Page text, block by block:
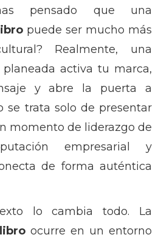
pensado que una
puede ser mucho más
Realmente, una
planeada activa tu marca,
y abre la puerta a
se trata solo de presentar
momento de liderazgo de
empresarial y
de forma auténtica
lo cambia todo. La
ocurre en un entorno